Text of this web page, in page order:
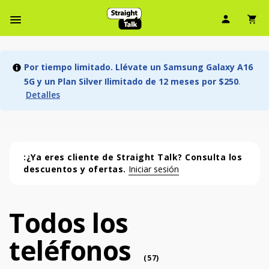
Menú de barra de navegación
Ícono
Por tiempo limitado. Llévate un Samsung Galaxy A16
5G y un Plan Silver Ilimitado de 12 meses por $250.
Detalles
:¿Ya eres cliente de Straight Talk? Consulta los
descuentos y ofertas. Iniciar sesión
Todos los teléfonos (57 phone )
Todos los
teléfonos (57)